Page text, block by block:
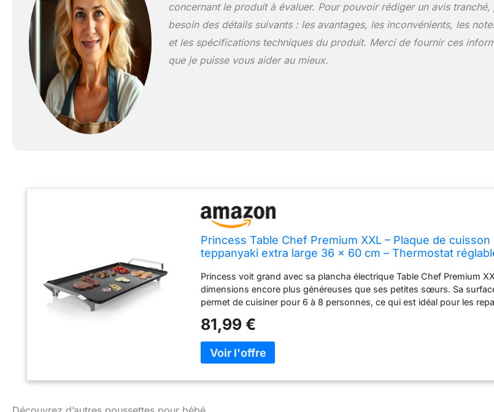
concernant le produit à évaluer. Pour pouvoir rédiger un avis tranché,
besoin des détails suivants : les avantages, les inconvénients, les
et les spécifications techniques du produit. Merci de fournir ces
que je puisse vous aider au mieux.
Princess Table Chef Premium XXL – Plaque de cuisson
teppanyaki extra large 36 x 60 cm – Thermostat
Princess voit grand avec sa plancha électrique Table Chef Premium
dimensions encore plus généreuses que ses petites sœurs. Sa
permet de cuisiner pour 6 à 8 personnes, ce qui est idéal pour les
revêtement antiadhésif pour un nettoyage facile. 4 spatules en bois
pour éviter les rayures. Le thermostat réglable sur son câble
(longueur : 1,5 m) vous permet d'ajuster la température selon vos
résistance à double boucle maintient la plaque à une chaleur
cuisson homogène. Avec sa puissance de 2 500 W, cette plancha
préchauffer ou si elle est prête à accueillir vos aliments. Ses pieds
81,99 €